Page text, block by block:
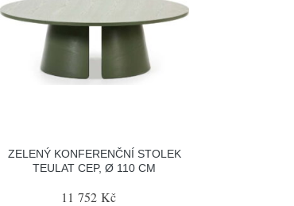
ZELENÝ KONFERENČNÍ STOLEK
TEULAT CEP, Ø 110 CM
11 752 Kč